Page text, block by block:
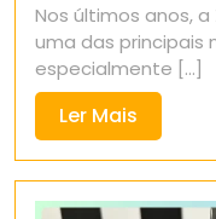
Nos últimos anos,
uma das principais
especialmente [...]
Ler Mais
Mais